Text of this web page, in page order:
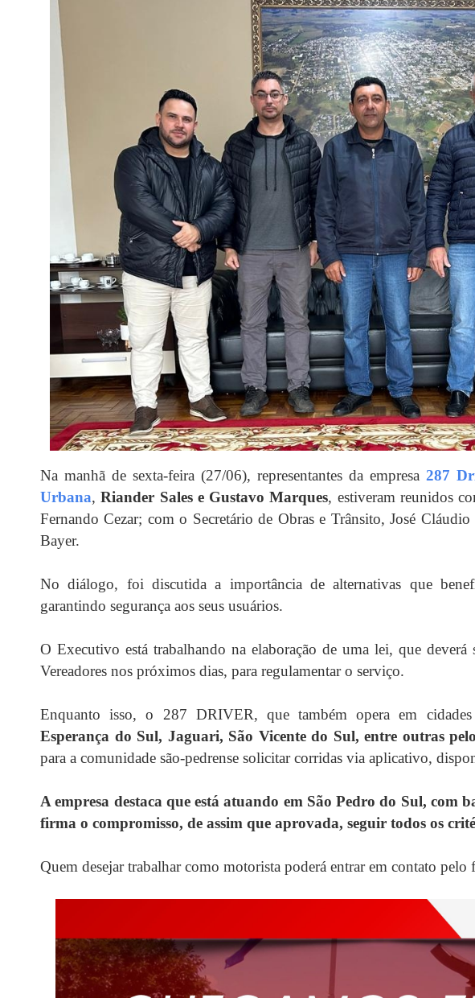
Na manhã de sexta-feira (27/06), representantes da empresa287
Urbana,Riander Sales e Gustavo Marques, estiveram reunidos
Fernando Cezar; com o Secretário de Obras e Trânsito, José
Bayer.
No diálogo, foi discutida a importância de alternativas que
garantindo segurança aos seus usuários.
O Executivo está trabalhando na elaboração de uma lei, que deverá
Vereadores nos próximos dias, para regulamentar o serviço.
Enquanto isso, o 287 DRIVER, que também opera em
Esperança do Sul, Jaguari, São Vicente do Sul, entre outras
para a comunidade são-pedrense solicitar corridas via aplicativo,
A empresa destaca que está atuando em São Pedro do Sul, com
firma o compromisso, de assim que aprovada, seguir todos os
Quem desejar trabalhar como motorista poderá entrar em contato pelo